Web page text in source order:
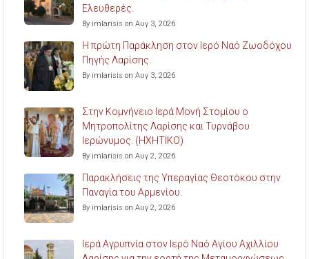
Ελευθερές.
By imlarisis on Αυγ 3, 2026
Η πρώτη Παράκληση στον Ιερό Ναό Ζωοδόχου
Πηγής Λαρίσης.
By imlarisis on Αυγ 3, 2026
Στην Κομνήνειο Ιερά Μονή Στομίου ο
Μητροπολίτης Λαρίσης και Τυρνάβου
Ιερώνυμος. (ΗΧΗΤΙΚΟ)
By imlarisis on Αυγ 2, 2026
Παρακλήσεις της Υπεραγίας Θεοτόκου στην
Παναγία του Αρμενίου.
By imlarisis on Αυγ 2, 2026
Ιερά Αγρυπνία στον Ιερό Ναό Αγίου Αχιλλίου